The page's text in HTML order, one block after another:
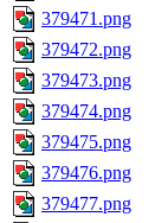
379471.png
379472.png
379473.png
379474.png
379475.png
379476.png
379477.png